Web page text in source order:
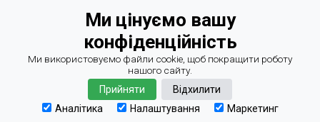
Контакти
Зворотній зв'язок
© СІРІУС Центр Автоматизації 2007-2026 Курси валют Мінфін
Ми цінуємо вашу
конфіденційність
Ми використовуємо файли cookie, щоб покращити роботу
нашого сайту.
Прийняти
Відхилити
Аналітика
Налаштування Маркетинг